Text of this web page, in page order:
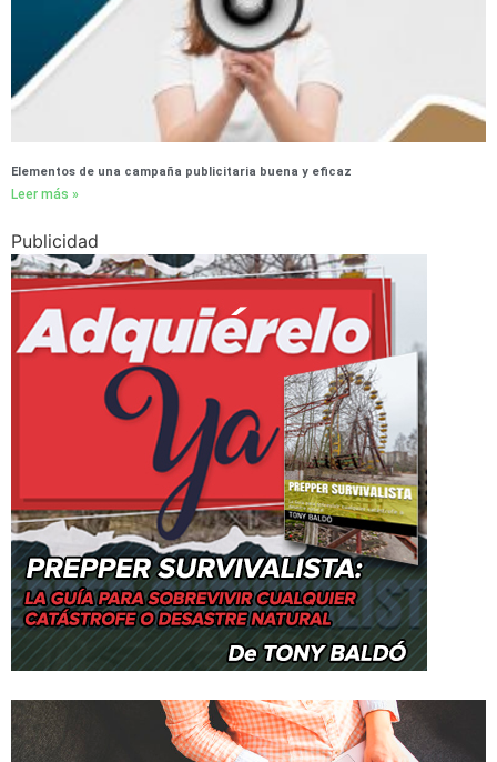
Elementos de una campaña publicitaria buena y eficaz
Leer más »
Publicidad